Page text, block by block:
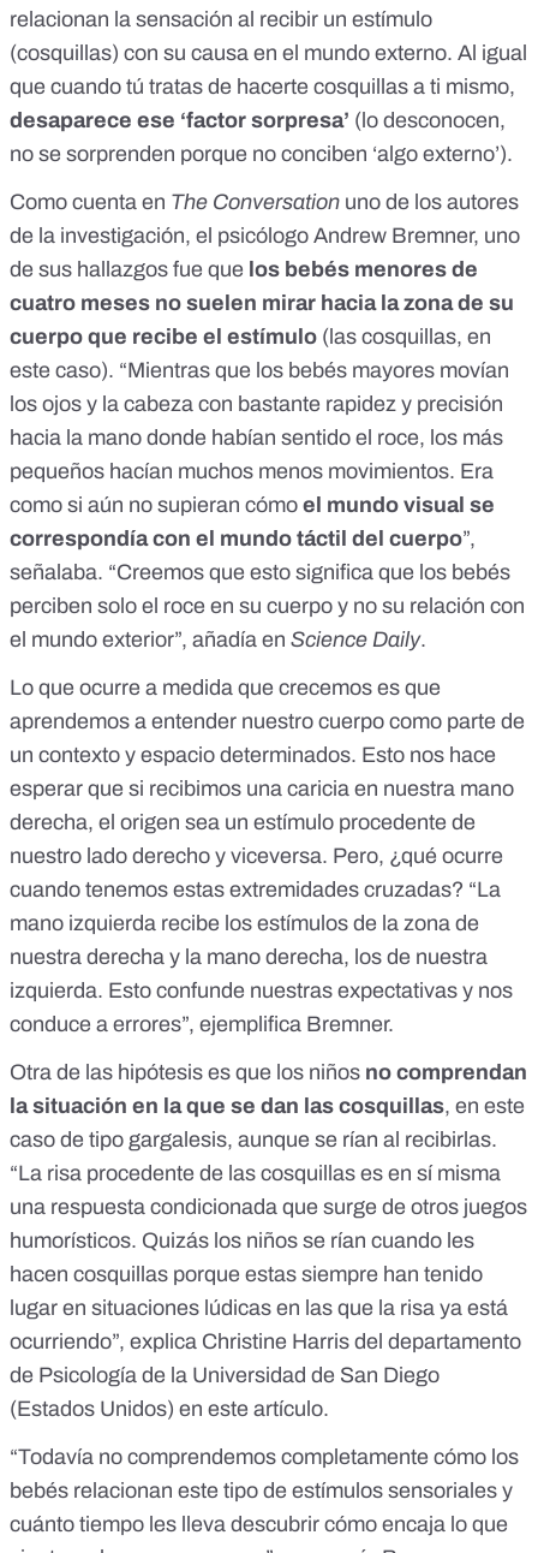
relacionan la sensación al recibir un estímulo
(cosquillas) con su causa en el mundo externo. Al igual
que cuando tú tratas de hacerte cosquillas a ti mismo,
desaparece ese ‘factor sorpresa’ (lo desconocen,
no se sorprenden porque no conciben ‘algo externo’).
Como cuenta en The Conversation uno de los autores
de la investigación, el psicólogo Andrew Bremner, uno
de sus hallazgos fue que los bebés menores de
cuatro meses no suelen mirar hacia la zona de su
cuerpo que recibe el estímulo (las cosquillas, en
este caso). “Mientras que los bebés mayores movían
los ojos y la cabeza con bastante rapidez y precisión
hacia la mano donde habían sentido el roce, los más
pequeños hacían muchos menos movimientos. Era
como si aún no supieran cómo el mundo visual se
correspondía con el mundo táctil del cuerpo”,
señalaba. “Creemos que esto significa que los bebés
perciben solo el roce en su cuerpo y no su relación con
el mundo exterior”, añadía en Science Daily.
Lo que ocurre a medida que crecemos es que
aprendemos a entender nuestro cuerpo como parte de
un contexto y espacio determinados. Esto nos hace
esperar que si recibimos una caricia en nuestra mano
derecha, el origen sea un estímulo procedente de
nuestro lado derecho y viceversa. Pero, ¿qué ocurre
cuando tenemos estas extremidades cruzadas? “La
mano izquierda recibe los estímulos de la zona de
nuestra derecha y la mano derecha, los de nuestra
izquierda. Esto confunde nuestras expectativas y nos
conduce a errores”, ejemplifica Bremner.
Otra de las hipótesis es que los niños no comprendan
la situación en la que se dan las cosquillas, en este
caso de tipo gargalesis, aunque se rían al recibirlas.
“La risa procedente de las cosquillas es en sí misma
una respuesta condicionada que surge de otros juegos
humorísticos. Quizás los niños se rían cuando les
hacen cosquillas porque estas siempre han tenido
lugar en situaciones lúdicas en las que la risa ya está
ocurriendo”, explica Christine Harris del departamento
de Psicología de la Universidad de San Diego
(Estados Unidos) en este artículo.
“Todavía no comprendemos completamente cómo los
bebés relacionan este tipo de estímulos sensoriales y
cuánto tiempo les lleva descubrir cómo encaja lo que